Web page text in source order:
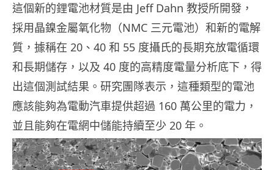
這個新的鋰電池材質是由 Jeff Dahn 教授所開發，
採用晶鎳金屬氧化物（NMC 三元電池）和新的電解
質，據稱在 20、40 和 55 度攝氏的長期充放電循環
和長期儲存，以及 40 度的高精度電量分析底下，得
出這個測試結果。研究團隊表示，這種類型的電池
應該能夠為電動汽車提供超過 160 萬公里的電力，
並且能夠在電網中儲能持續至少 20 年。